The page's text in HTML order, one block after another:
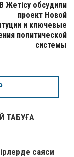
В Жетісу обсудили
проект Новой
и ключевые
политической
системы
ТАБУҒА
саяси